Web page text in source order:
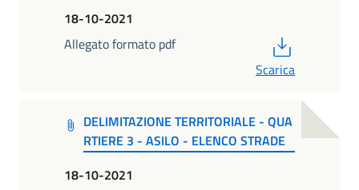
18-10-2021
Allegato formato pdf
Scarica
DELIMITAZIONE TERRITORIALE - QUA
RTIERE 3 - ASILO - ELENCO STRADE
18-10-2021